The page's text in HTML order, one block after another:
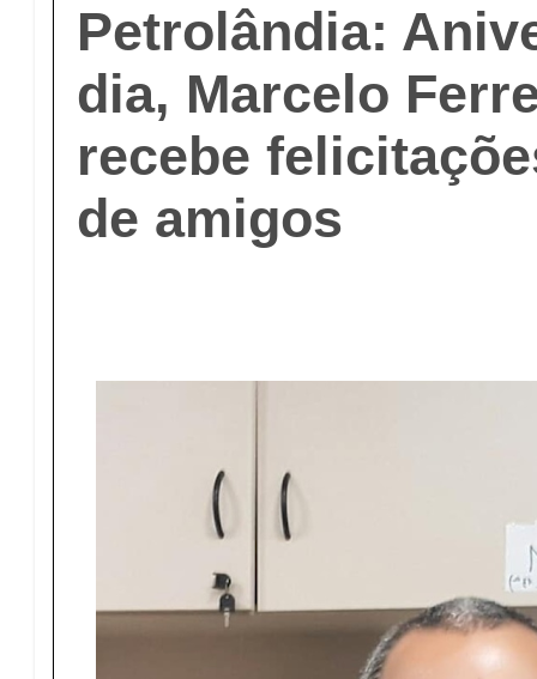
Petrolândia:
dia, Marcelo
recebe
de amigos